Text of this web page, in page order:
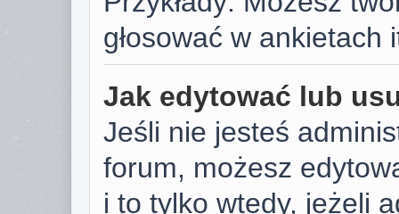
głosować w ankietach
Jak edytować lub
Jeśli nie jesteś
forum, możesz
i to tylko wtedy, jeżeli